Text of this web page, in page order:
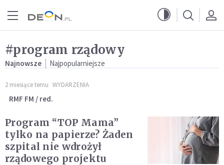
#program rządowy
Najnowsze Najpopularniejsze
2 miesiące temu WYDARZENIA
RMF FM / red.
Program “TOP Mama”
tylko na papierze? Żaden
szpital nie wdrożył
rządowego projektu